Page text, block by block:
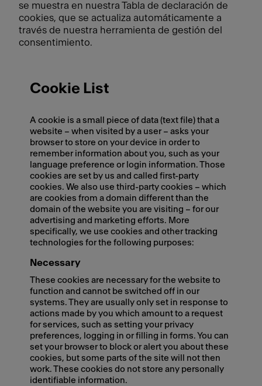
se muestra en nuestra Tabla de declaración de
cookies, que se actualiza automáticamente a
través de nuestra herramienta de gestión del
consentimiento.
Cookie List
A cookie is a small piece of data (text file) that a
website – when visited by a user – asks your
browser to store on your device in order to
remember information about you, such as your
language preference or login information. Those
cookies are set by us and called first-party
cookies. We also use third-party cookies – which
are cookies from a domain different than the
domain of the website you are visiting – for our
advertising and marketing efforts. More
specifically, we use cookies and other tracking
technologies for the following purposes:
Necessary
These cookies are necessary for the website to
function and cannot be switched off in our
systems. They are usually only set in response to
actions made by you which amount to a request
for services, such as setting your privacy
preferences, logging in or filling in forms. You can
set your browser to block or alert you about these
cookies, but some parts of the site will not then
work. These cookies do not store any personally
identifiable information.